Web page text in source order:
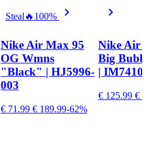
Steal 🔥 100%
Nike Air Max 95
OG Wmns
"Black" | HJ5996-
003
€ 71.99 € 189.99-62%
Nike Air
Big
|
€ 125.99 €